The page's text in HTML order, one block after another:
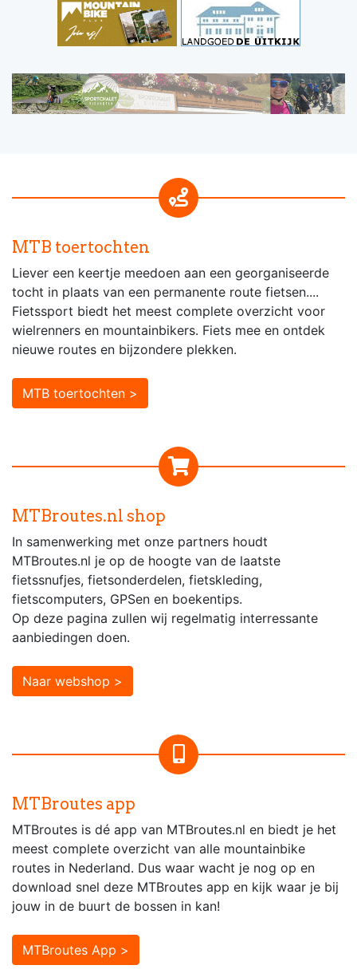
MTB toertochten
Liever een keertje meedoen aan een georganiseerde
tocht in plaats van een permanente route fietsen....
Fietssport biedt het meest complete overzicht voor
wielrenners en mountainbikers. Fiets mee en ontdek
nieuwe routes en bijzondere plekken.
MTB toertochten >
MTBroutes.nl shop
In samenwerking met onze partners houdt
MTBroutes.nl je op de hoogte van de laatste
fietssnufjes, fietsonderdelen, fietskleding,
fietscomputers, GPSen en boekentips.
Op deze pagina zullen wij regelmatig interressante
aanbiedingen doen.
Naar webshop >
MTBroutes app
MTBroutes is dé app van MTBroutes.nl en biedt je het
meest complete overzicht van alle mountainbike
routes in Nederland. Dus waar wacht je nog op en
download snel deze MTBroutes app en kijk waar je bij
jouw in de buurt de bossen in kan!
MTBroutes App >